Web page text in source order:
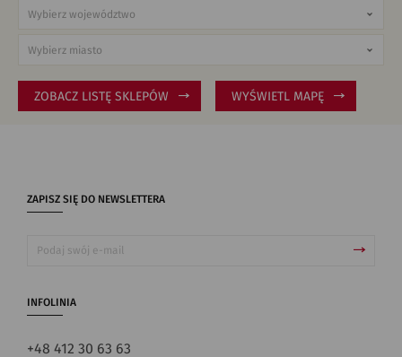
ZOBACZ LISTĘ SKLEPÓW WYŚWIETL MAPĘ
ZAPISZ SIĘ DO NEWSLETTERA
INFOLINIA
+48 412 30 63 63